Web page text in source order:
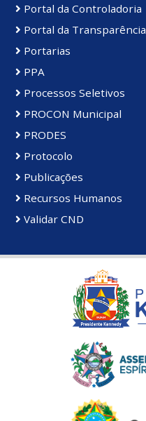
Portal da Controladoria
Portal da Transparência
Portarias
PPA
Processos Seletivos
PROCON Municipal
PRODES
Protocolo
Publicações
Recursos Humanos
Validar CND